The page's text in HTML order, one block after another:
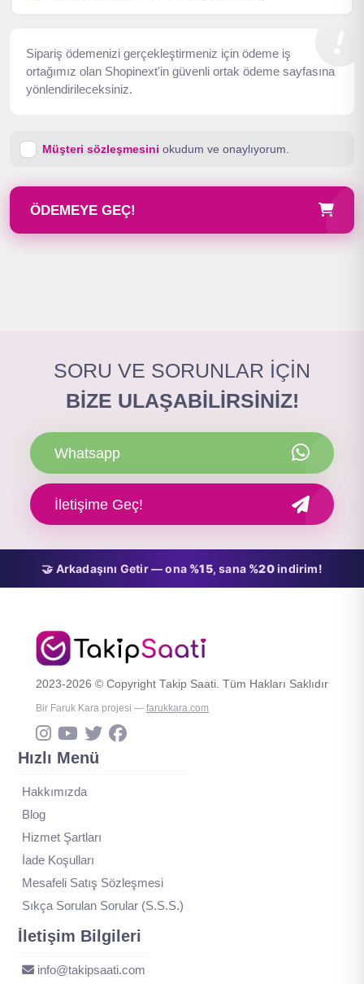
Sipariş ödemenizi gerçekleştirmeniz için ödeme iş
ortağımız olan Shopinext'in güvenli ortak ödeme sayfasına
yönlendirileceksiniz.
Müşteri sözleşmesini okudum ve onaylıyorum.
ÖDEMEYE GEÇ!
SORU VE SORUNLAR İÇİN
BİZE ULAŞABİLİRSİNİZ!
Whatsapp
İletişime Geç!
🤝 Arkadaşını Getir — ona %15, sana %20indirim!
2023-2026 © Copyright Takip Saati. Tüm Hakları Saklıdır
Bir Faruk Kara projesi — farukkara.com
Hızlı Menü
Hakkımızda
Blog
Hizmet Şartları
İade Koşulları
Mesafeli Satış Sözleşmesi
Sıkça Sorulan Sorular (S.S.S.)
İletişim Bilgileri
info@takipsaati.com